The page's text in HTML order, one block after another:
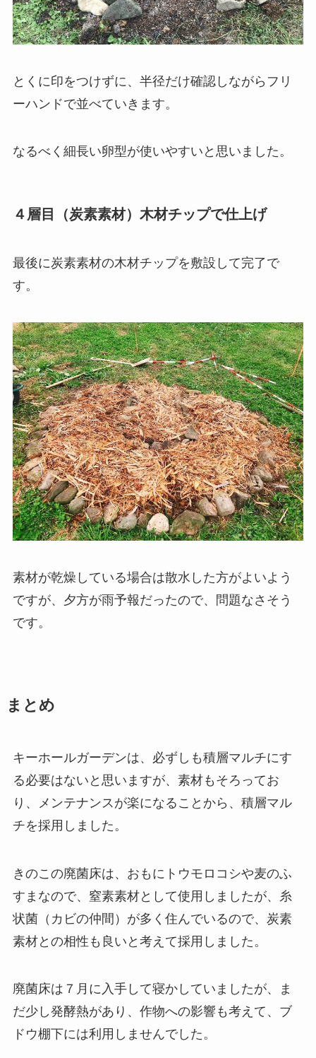
とくに印をつけずに、半径だけ確認しながらフリ
ーハンドで並べていきます。
なるべく細長い卵型が使いやすいと思いました。
４層目（炭素素材）木材チップで仕上げ
最後に炭素素材の木材チップを敷設して完了で
す。
素材が乾燥している場合は散水した方がよいよう
ですが、夕方が雨予報だったので、問題なさそう
です。
まとめ
キーホールガーデンは、必ずしも積層マルチにす
る必要はないと思いますが、素材もそろってお
り、メンテナンスが楽になることから、積層マル
チを採用しました。
きのこの廃菌床は、おもにトウモロコシや麦のふ
すまなので、窒素素材として使用しましたが、糸
状菌（カビの仲間）が多く住んでいるので、炭素
素材との相性も良いと考えて採用しました。
廃菌床は７月に入手して寝かしていましたが、ま
だ少し発酵熱があり、作物への影響も考えて、ブ
ドウ棚下には利用しませんでした。